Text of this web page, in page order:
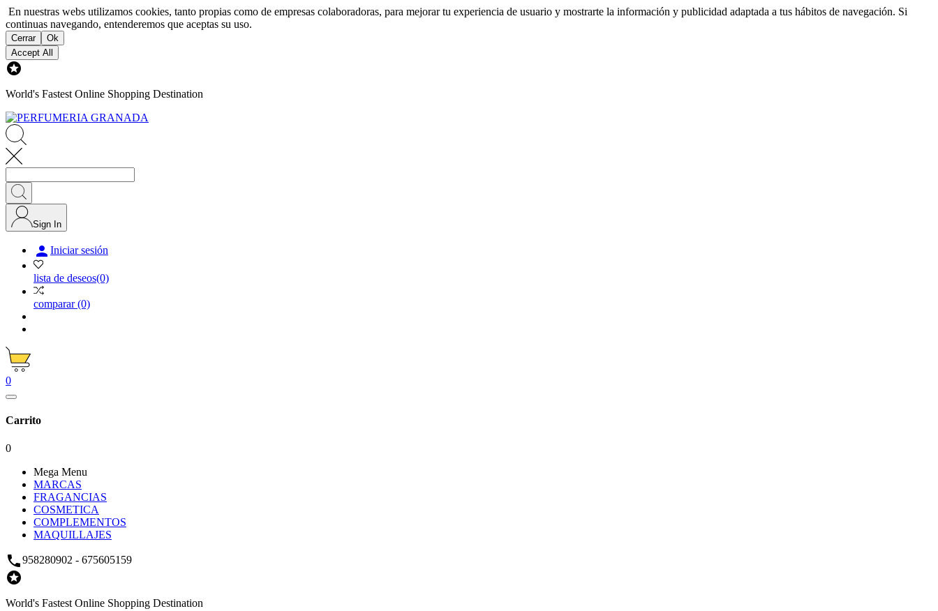
En nuestras webs utilizamos cookies, tanto propias como de empresas colaboradoras, para mejorar tu experiencia de usuario y mostrarte la información y publicidad adaptada a tus hábitos de navegación. Si
continuas navegando, entenderemos que aceptas su uso.
Cerrar
Ok
Accept All

World's Fastest Online Shopping Destination
Sign In
 Iniciar sesión
lista de deseos(0)
comparar(0)
0
Carrito
0
Mega Menu
MARCAS
FRAGANCIAS
COSMETICA
COMPLEMENTOS
MAQUILLAJES
958280902 - 675605159

World's Fastest Online Shopping Destination